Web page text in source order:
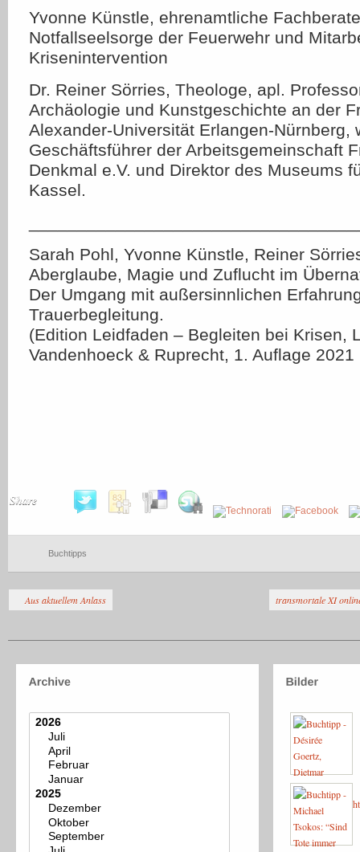
Yvonne Künstle, ehrenamtliche
Notfallseelsorge der Feuerwehr und
Krisenintervention
Dr. Reiner Sörries, Theologe, apl.
Archäologie und Kunstgeschichte an der
Alexander-Universität Erlangen-Nürnberg,
Geschäftsführer der Arbeitsgemeinschaft
Denkmal e.V. und Direktor des Museums
Kassel.
Sarah Pohl, Yvonne Künstle, Reiner
Aberglaube, Magie und Zuflucht im
Der Umgang mit außersinnlichen
Trauerbegleitung.
(Edition Leidfaden – Begleiten bei Krisen,
Vandenhoeck & Ruprecht, 1. Auflage 2021
Share
Buchtipps
Aus aktuellem Anlass transmortale XI